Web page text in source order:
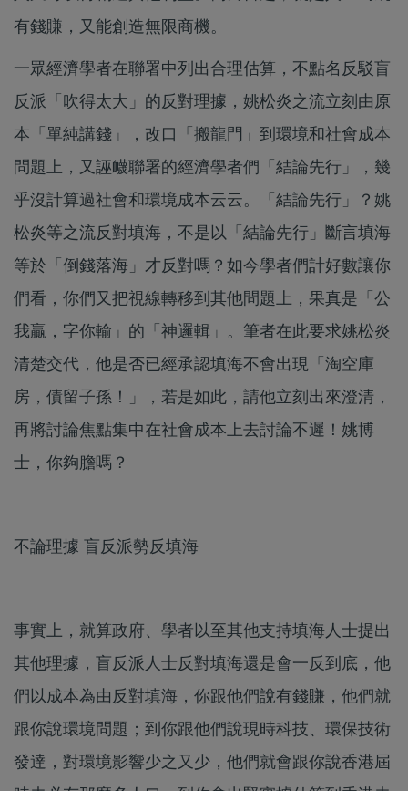
有錢賺，又能創造無限商機。
一眾經濟學者在聯署中列出合理估算，不點名反駁盲
反派「吹得太大」的反對理據，姚松炎之流立刻由原
本「單純講錢」，改口「搬龍門」到環境和社會成本
問題上，又誣衊聯署的經濟學者們「結論先行」，幾
乎沒計算過社會和環境成本云云。「結論先行」？姚
松炎等之流反對填海，不是以「結論先行」斷言填海
等於「倒錢落海」才反對嗎？如今學者們計好數讓你
們看，你們又把視線轉移到其他問題上，果真是「公
我贏，字你輸」的「神邏輯」。筆者在此要求姚松炎
清楚交代，他是否已經承認填海不會出現「淘空庫
房，債留子孫！」，若是如此，請他立刻出來澄清，
再將討論焦點集中在社會成本上去討論不遲！姚博
士，你夠膽嗎？
不論理據 盲反派勢反填海
事實上，就算政府、學者以至其他支持填海人士提出
其他理據，盲反派人士反對填海還是會一反到底，他
們以成本為由反對填海，你跟他們說有錢賺，他們就
跟你說環境問題；到你跟他們說現時科技、環保技術
發達，對環境影響少之又少，他們就會跟你說香港屆